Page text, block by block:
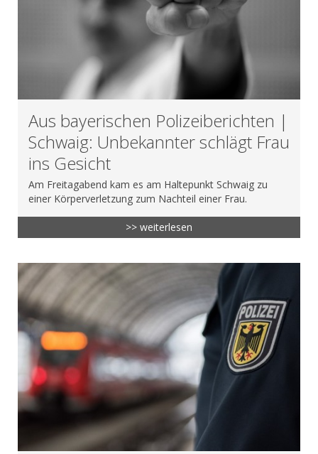
Aus bayerischen Polizeiberichten |
Schwaig: Unbekannter schlägt Frau
ins Gesicht
Am Freitagabend kam es am Haltepunkt Schwaig zu
einer Körperverletzung zum Nachteil einer Frau.
>> weiterlesen